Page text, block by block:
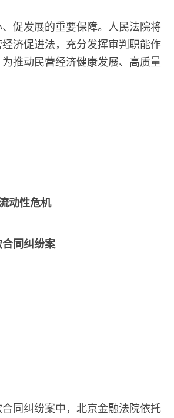
促发展的重要保障。人民法院将
济促进法，充分发挥审判职能作
推动民营经济健康发展、高质量
动性危机
同纠纷案
同纠纷案中，北京金融法院依托